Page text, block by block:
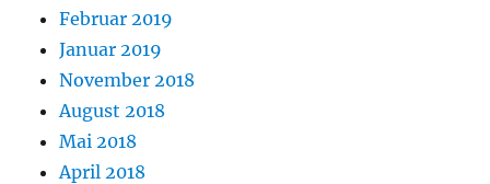
Februar 2019
Januar 2019
November 2018
August 2018
Mai 2018
April 2018